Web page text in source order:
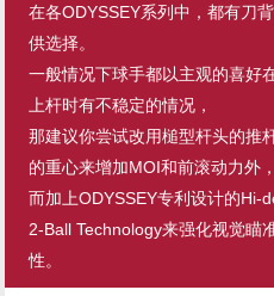
在各ODYSSEY系列中，都有刀
供选择。
一般情况下球手都以主观的喜好
上杆时有不稳定的情况，
那建议你尝试改用槌型杆头的推
的重心来增加MOI和前滚动力外，
而加上ODYSSEY专利设计的Hi-
2-Ball Technology来强化视觉瞄
性。